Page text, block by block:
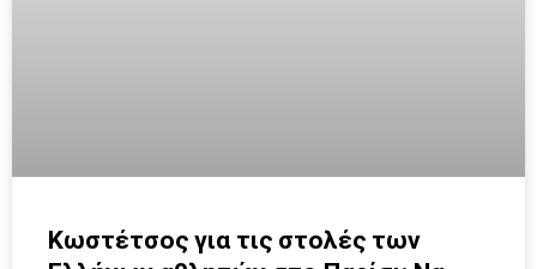
Κωστέτσος για τις στολές των